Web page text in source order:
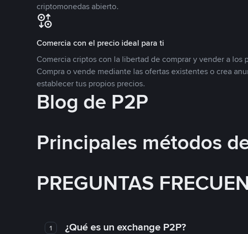
criptomonedas abierto.
Comercia con el precio ideal para ti
Comercia criptos con la libertad de comprar y vender a los
Compra o vende mediante las ofertas existentes o crea
establecer tus propios precios.
Blog de P2P
Principales métodos
PREGUNTAS
1 ¿Qué es un exchange P2P?